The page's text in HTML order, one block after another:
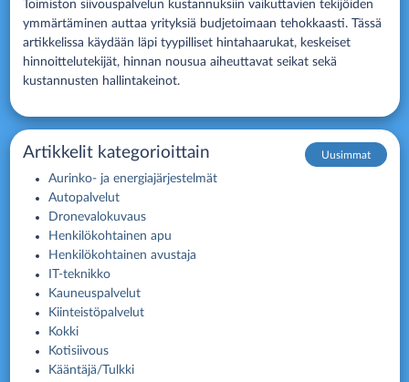
Toimiston siivouspalvelun kustannuksiin vaikuttavien tekijöiden
ymmärtäminen auttaa yrityksiä budjetoimaan tehokkaasti. Tässä
artikkelissa käydään läpi tyypilliset hintahaarukat, keskeiset
hinnoittelutekijät, hinnan nousua aiheuttavat seikat sekä
kustannusten hallintakeinot.
Uusimmat
Artikkelit kategorioittain
Aurinko- ja energiajärjestelmät
Autopalvelut
Dronevalokuvaus
Henkilökohtainen apu
Henkilökohtainen avustaja
IT-teknikko
Kauneuspalvelut
Kiinteistöpalvelut
Kokki
Kotisiivous
Kääntäjä/Tulkki